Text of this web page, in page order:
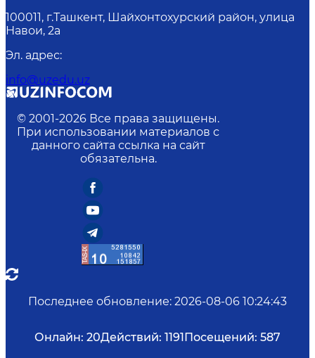
100011, г.Ташкент, Шайхонтохурский район, улица
Навои, 2а
Эл. адрес:
info@uzedu.uz
© 2001-2026 Все права защищены.
При использовании материалов с
данного сайта ссылка на сайт
обязательна.
Последнее обновление: 2026-08-06 10:24:43
Онлайн: 20Действий: 1191Посещений: 587